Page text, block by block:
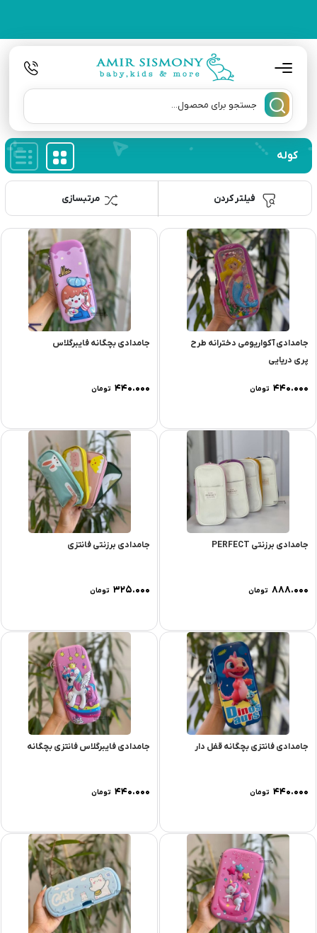
کوله
مرتبسازی فیلتر کردن
جامدادی آکواریومی دخترانه طرح
پری دریایی
۴۴۰.۰۰۰ تومان
جامدادی بچگانه فایبرگلاس
۴۴۰.۰۰۰ تومان
جامدادی برزنتی PERFECT
۸۸۸.۰۰۰ تومان
جامدادی برزنتی فانتزی
۳۲۵.۰۰۰ تومان
جامدادی فانتزی بچگانه قفل دار
۴۴۰.۰۰۰ تومان
جامدادی فایبرگلاس فانتزی بچگانه
۴۴۰.۰۰۰ تومان